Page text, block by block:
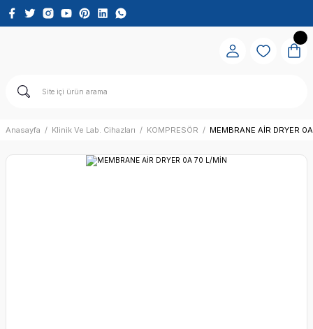
Anasayfa Klinik Ve Lab. Cihazları KOMPRESÖR MEMBRANE AİR DRYER